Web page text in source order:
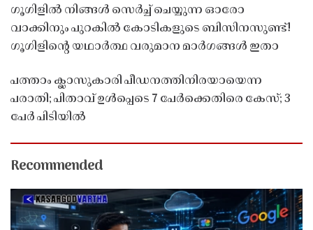
ഗൂഗിളിൽ നിങ്ങൾ സെർച്ച് ചെയ്യുന്ന ഓരോ
വാക്കിനും പുറകിൽ കോടികളുടെ ബിസിനസുണ്ട്!
ഗൂഗിളിന്റെ യഥാർത്ഥ വരുമാന മാർഗങ്ങൾ ഇതാ
പത്താം ക്ലാസുകാരി പീഡനത്തിനിരയായെന്ന
പരാതി; പിതാവ് ഉൾപ്പെടെ 7 പേർക്കെതിരെ കേസ്; 3
പേർ പിടിയിൽ
Recommended